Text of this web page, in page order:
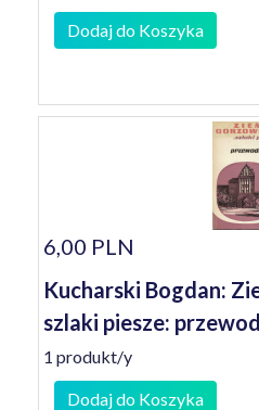
Dodaj do Koszyka
6,00 PLN
Kucharski Bogdan:
szlaki piesze:
1 produkt/y
Dodaj do Koszyka